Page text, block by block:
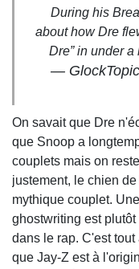
During his
about how Dre
Dre” in under a
—
On savait que Dre
que Snoop a
couplets mais on
justement, le chien
mythique couplet.
ghostwriting est
dans le rap. C'est
que Jay-Z est à